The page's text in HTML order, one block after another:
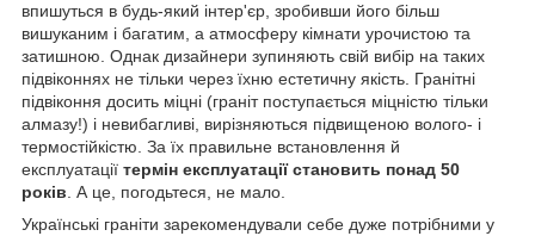
впишуться в будь-який інтер'єр, зробивши його більш
вишуканим і багатим, а атмосферу кімнати урочистою та
затишною. Однак дизайнери зупиняють свій вибір на таких
підвіконнях не тільки через їхню естетичну якість. Гранітні
підвіконня досить міцні (граніт поступається міцністю тільки
алмазу!) і невибагливі, вирізняються підвищеною волого- і
термостійкістю. За їх правильне встановлення й
експлуатації термін експлуатації становить понад 50
років. А це, погодьтеся, не мало.
Українські граніти зарекомендували себе дуже потрібними у